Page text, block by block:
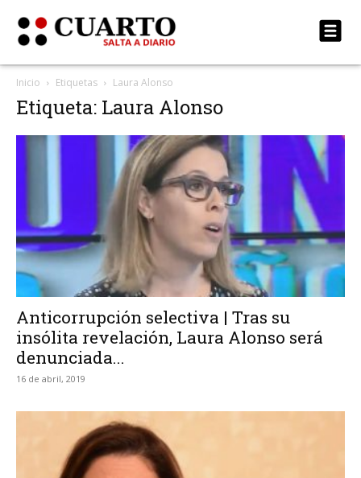
Inicio Etiquetas Laura Alonso
Etiqueta: Laura Alonso
Anticorrupción selectiva | Tras su
insólita revelación, Laura Alonso será
denunciada...
16 de abril, 2019